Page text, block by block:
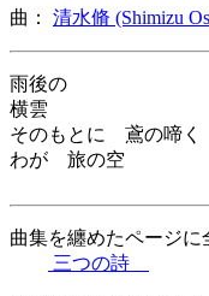
曲： 清水脩 (Shimizu
雨後の
横雲
そのもとに 鳶の啼く
わが 旅の空
曲集を纏めたページに
三つの詩